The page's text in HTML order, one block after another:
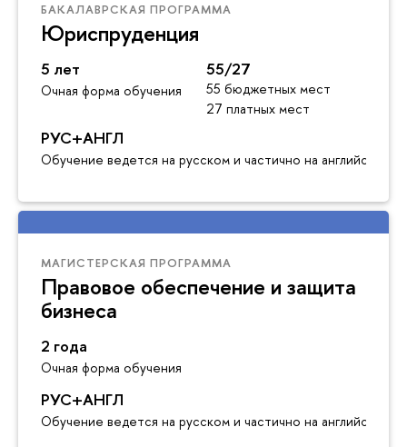
БАКАЛАВРСКАЯ ПРОГРАММА
Юриспруденция
5 лет
Очная форма обучения
55/27
55 бюджетных мест
27 платных мест
РУС+АНГЛ
Обучение ведется на русском и частично на английском
МАГИСТЕРСКАЯ ПРОГРАММА
Правовое обеспечение и защита
бизнеса
2 года
Очная форма обучения
РУС+АНГЛ
Обучение ведется на русском и частично на английском